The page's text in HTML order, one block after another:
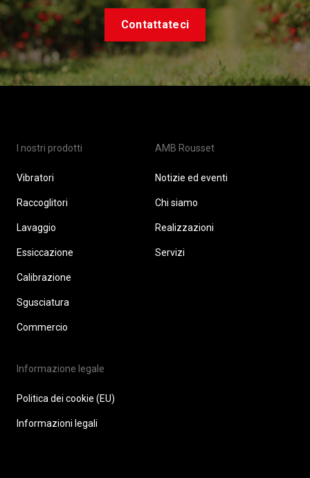
Contattateci
I nostri prodotti
Vibratori
Raccoglitori
Lavaggio
Essiccazione
Calibrazione
Sgusciatura
Commercio
AMB Rousset
Notizie ed eventi
Chi siamo
Realizzazioni
Servizi
Informazione legale
Politica dei cookie (EU)
Informazioni legali